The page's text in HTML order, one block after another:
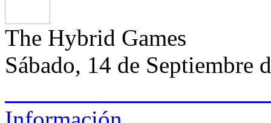
The Hybrid Games
Sábado, 14 de Septiembre